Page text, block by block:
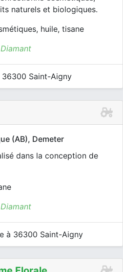
naturels et biologiques.
huile, tisane
36300 Saint-Aigny
(AB), Demeter
dans la conception de
à 36300 Saint-Aigny